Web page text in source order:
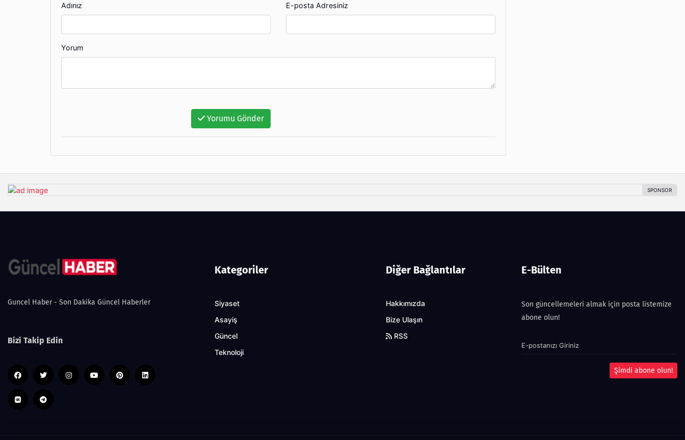
Adınız E-posta Adresiniz
Yorum
Yorumu Gönder
Guncel Haber - Son Dakika Güncel Haberler
Bizi Takip Edin
Kategoriler
Siyaset
Asayiş
Güncel
Teknoloji
Diğer Bağlantılar
Hakkımızda
Bize Ulaşın
RSS
E-Bülten
Son güncellemeleri almak için posta listemize
abone olun!
Şimdi abone olun!